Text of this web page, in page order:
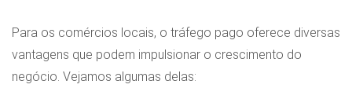
Para os comércios locais, o tráfego pago oferece diversas
vantagens que podem impulsionar o crescimento do
negócio. Vejamos algumas delas: